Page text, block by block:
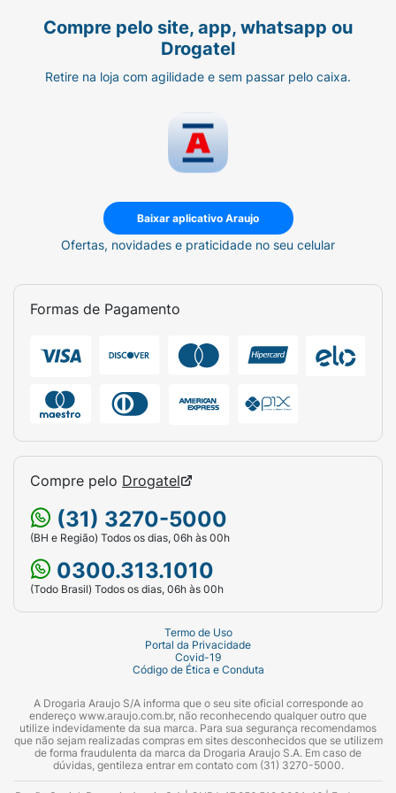
0,9% com conservante.
Cloreto de sódio 9 mg/mL.
descongestionante nasal.
50 ml.
Indicação de Uso:Uso adulto e pediátrico.
Via de Administração:Uso nasal.
Compre pelo site, app, whatsapp ou
Drogatel
Retire na loja com agilidade e sem passar pelo caixa.
Baixar aplicativo Araujo
Ofertas, novidades e praticidade no seu celular
Formas de Pagamento
Compre pelo Drogatel
(31) 3270-5000
(BH e Região) Todos os dias, 06h às 00h
0300.313.1010
(Todo Brasil) Todos os dias, 06h às 00h
Termo de Uso
Portal da Privacidade
Covid-19
Código de Ética e Conduta
A Drogaria Araujo S/A informa que o seu site oficial corresponde ao
endereço www.araujo.com.br, não reconhecendo qualquer outro que
utilize indevidamente da sua marca. Para sua segurança recomendamos
que não sejam realizadas compras em sites desconhecidos que se utilizem
de forma fraudulenta da marca da Drogaria Araujo S.A. Em caso de
dúvidas, gentileza entrar em contato com (31) 3270-5000.